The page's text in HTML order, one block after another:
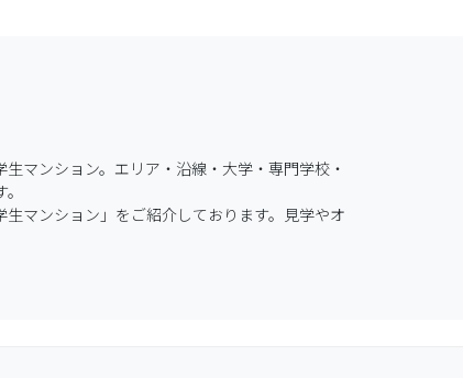
マンション。エリア・沿線・大学・専門学校・
マンション」をご紹介しております。見学やオ